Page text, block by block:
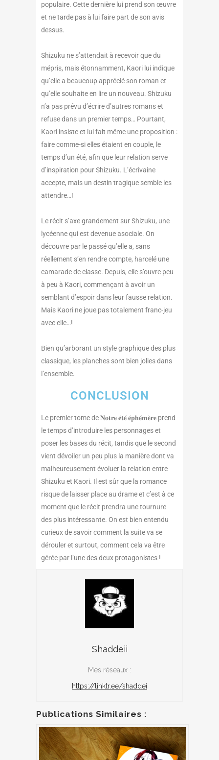
populaire. Cette dernière lui prend son œuvre
et ne tarde pas à lui faire part de son avis
dessus.
Shizuku ne s’attendait à recevoir que du
mépris, mais étonnamment, Kaori lui indique
qu’elle a beaucoup apprécié son roman et
qu’elle souhaite en lire un nouveau. Shizuku
n’a pas prévu d’écrire d’autres romans et
refuse dans un premier temps… Pourtant,
Kaori insiste et lui fait même une proposition :
faire comme-si elles étaient en couple, le
temps d’un été, afin que leur relation serve
d’inspiration pour Shizuku. L’écrivaine
accepte, mais un destin tragique semble les
attendre…!
Le récit s’axe grandement sur Shizuku, une
lycéenne qui est devenue asociale. On
découvre par le passé qu’elle a, sans
réellement s’en rendre compte, harcelé une
camarade de classe. Depuis, elle s’ouvre peu
à peu à Kaori, commençant à avoir un
semblant d’espoir dans leur fausse relation.
Mais Kaori ne joue pas totalement franc-jeu
avec elle…!
Bien qu’arborant un style graphique des plus
classique, les planches sont bien jolies dans
l’ensemble.
CONCLUSION
Le premier tome de 𝐍𝐨𝐭𝐫𝐞 𝐞́𝐭𝐞́ 𝐞́𝐩𝐡𝐞́𝐦𝐞̀𝐫𝐞 prend
le temps d’introduire les personnages et
poser les bases du récit, tandis que le second
vient dévoiler un peu plus la manière dont va
malheureusement évoluer la relation entre
Shizuku et Kaori. Il est sûr que la romance
risque de laisser place au drame et c’est à ce
moment que le récit prendra une tournure
des plus intéressante. On est bien entendu
curieux de savoir comment la suite va se
dérouler et surtout, comment cela va être
gérée par l’une des deux protagonistes !
Shaddeii
Mes réseaux :
https://linktr.ee/shaddei
Publications Similaires :